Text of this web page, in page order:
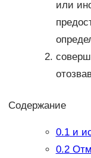
или
Содержание
0.1и
0.2